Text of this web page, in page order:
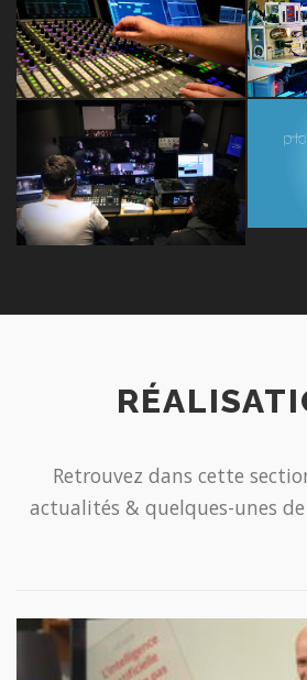
Retrouvez dans cette
actualités & quelques-unes